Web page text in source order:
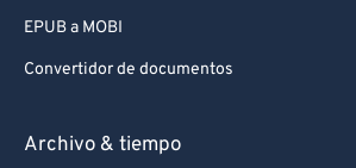
EPUB a MOBI
Convertidor de documentos
Archivo & tiempo